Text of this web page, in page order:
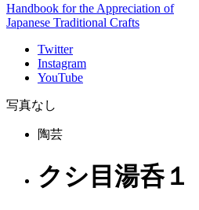
Handbook for the Appreciation of
Japanese Traditional Crafts
Twitter
Instagram
YouTube
写真なし
陶芸
クシ目湯呑１